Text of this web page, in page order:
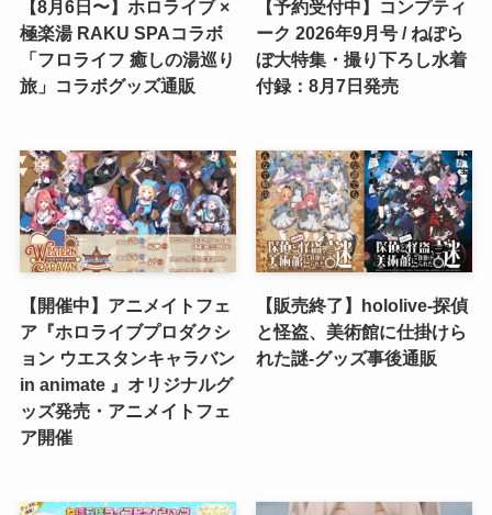
【8月6日〜】ホロライブ ×
極楽湯 RAKU SPAコラボ
「フロライフ 癒しの湯巡り
旅」コラボグッズ通販
【予約受付中】コンプティ
ーク 2026年9月号 / ねぽら
ぼ大特集・撮り下ろし水着
付録：8月7日発売
【開催中】アニメイトフェ
ア『ホロライブプロダクシ
ョン ウエスタンキャラバン
in animate 』オリジナルグ
ッズ発売・アニメイトフェ
ア開催
【販売終了】hololive‐探偵
と怪盗、美術館に仕掛けら
れた謎‐グッズ事後通販